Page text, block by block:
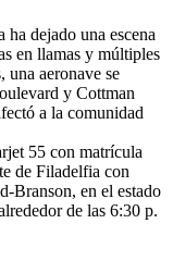
dejado una escena
en llamas y múltiples
una aeronave se
y Cottman
a la comunidad
55 con matrícula
de Filadelfia con
Branson, en el estado
de las 6:30 p.